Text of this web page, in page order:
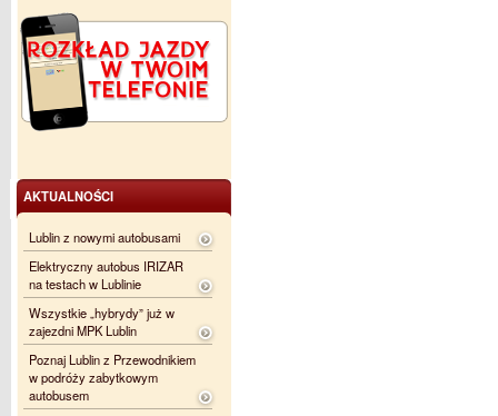
AKTUALNOŚCI
Lublin z nowymi autobusami
Elektryczny autobus IRIZAR
na testach w Lublinie
Wszystkie „hybrydy” już w
zajezdni MPK Lublin
Poznaj Lublin z Przewodnikiem
w podróży zabytkowym
autobusem